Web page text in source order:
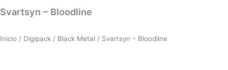
Svartsyn – Bloodline
Inicio / Digipack / Black Metal / Svartsyn – Bloodline